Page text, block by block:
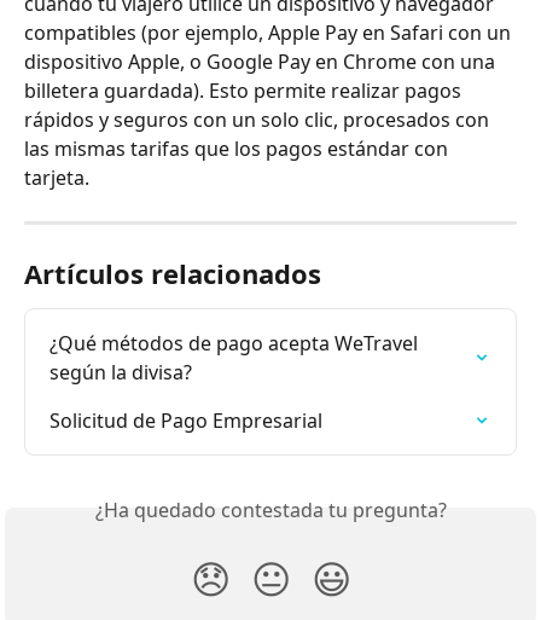
compatibles (por ejemplo, Apple Pay en Safari con un
dispositivo Apple, o Google Pay en Chrome con una
billetera guardada). Esto permite realizar pagos
rápidos y seguros con un solo clic, procesados con
las mismas tarifas que los pagos estándar con
tarjeta.
Artículos relacionados
¿Qué métodos de pago acepta WeTravel
según la divisa?
Solicitud de Pago Empresarial
¿Ha quedado contestada tu pregunta?
😞 😐 😃